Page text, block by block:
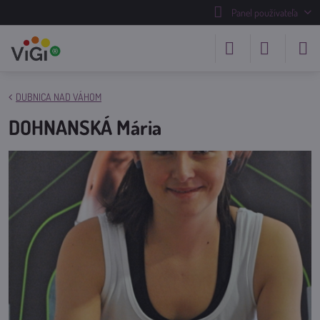
Panel používateľa
DUBNICA NAD VÁHOM
DOHNANSKÁ Mária